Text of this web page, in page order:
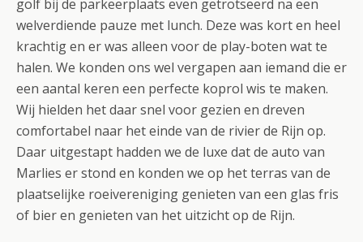
golf bij de parkeerplaats even getrotseerd na een
welverdiende pauze met lunch. Deze was kort en heel
krachtig en er was alleen voor de play-boten wat te
halen. We konden ons wel vergapen aan iemand die er
een aantal keren een perfecte koprol wis te maken.
Wij hielden het daar snel voor gezien en dreven
comfortabel naar het einde van de rivier de Rijn op.
Daar uitgestapt hadden we de luxe dat de auto van
Marlies er stond en konden we op het terras van de
plaatselijke roeivereniging genieten van een glas fris
of bier en genieten van het uitzicht op de Rijn.